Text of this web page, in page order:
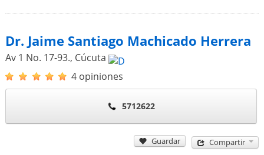
Dr. Jaime Santiago Machicado Herrera
Av 1 No. 17-93., Cúcuta
4 opiniones
5712622
Guardar Compartir